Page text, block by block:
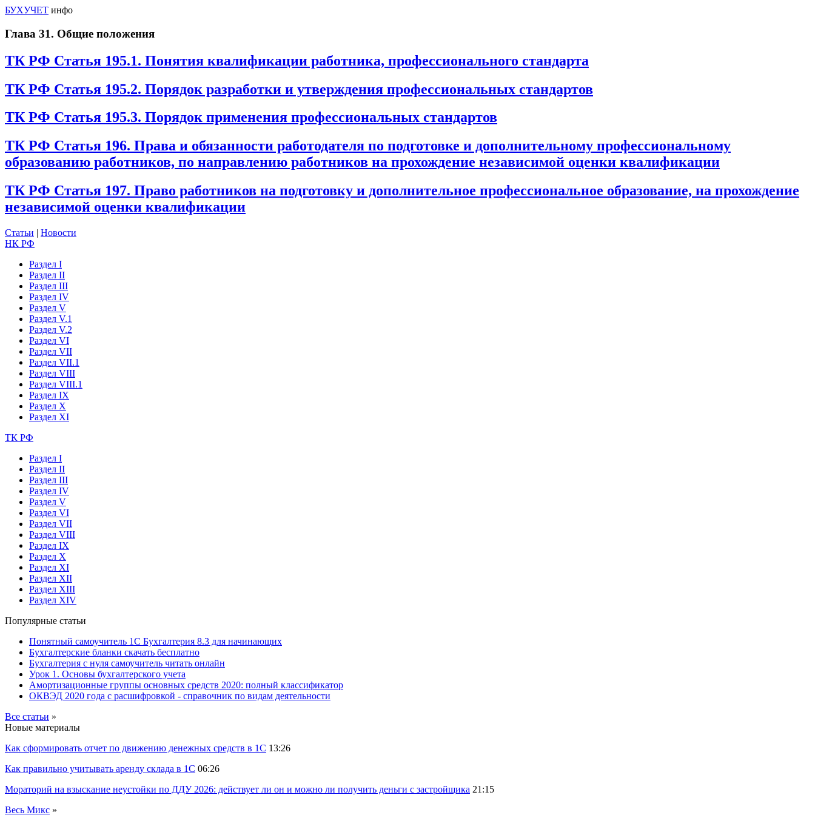
БУХУЧЕТ инфо
Глава 31. Общие положения
ТК РФ Статья 195.1. Понятия квалификации работника, профессионального стандарта
ТК РФ Статья 195.2. Порядок разработки и утверждения профессиональных стандартов
ТК РФ Статья 195.3. Порядок применения профессиональных стандартов
ТК РФ Статья 196. Права и обязанности работодателя по подготовке и дополнительному профессиональному
образованию работников, по направлению работников на прохождение независимой оценки квалификации
ТК РФ Статья 197. Право работников на подготовку и дополнительное профессиональное образование, на прохождение
независимой оценки квалификации
Статьи | Новости
НК РФ
Раздел I
Раздел II
Раздел III
Раздел IV
Раздел V
Раздел V.1
Раздел V.2
Раздел VI
Раздел VII
Раздел VII.1
Раздел VIII
Раздел VIII.1
Раздел IX
Раздел X
Раздел XI
ТК РФ
Раздел I
Раздел II
Раздел III
Раздел IV
Раздел V
Раздел VI
Раздел VII
Раздел VIII
Раздел IX
Раздел X
Раздел XI
Раздел XII
Раздел XIII
Раздел XIV
Популярные статьи
Понятный самоучитель 1С Бухгалтерия 8.3 для начинающих
Бухгалтерские бланки скачать бесплатно
Бухгалтерия с нуля самоучитель читать онлайн
Урок 1. Основы бухгалтерского учета
Амортизационные группы основных средств 2020: полный классификатор
ОКВЭД 2020 года с расшифровкой - справочник по видам деятельности
Все статьи »
Новые материалы
Как сформировать отчет по движению денежных средств в 1С 13:26
Как правильно учитывать аренду склада в 1С 06:26
Мораторий на взыскание неустойки по ДДУ 2026: действует ли он и можно ли получить деньги с застройщика 21:15
Весь Микс »